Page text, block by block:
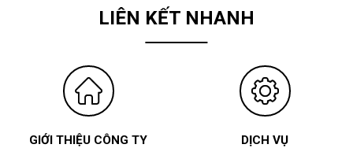
LIÊN KẾT NHANH
GIỚI THIỆU CÔNG TY DỊCH VỤ